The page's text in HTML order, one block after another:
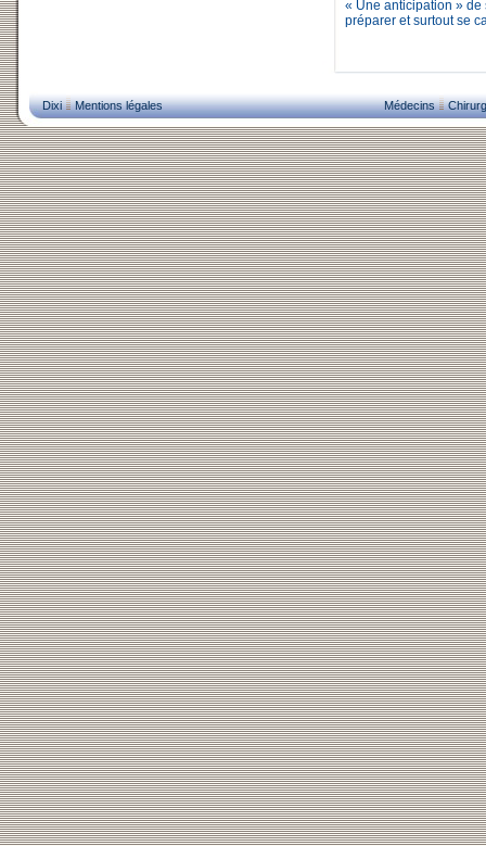
« Une anticipation » de
préparer et surtout se
Dixi Mentions légales Médecins